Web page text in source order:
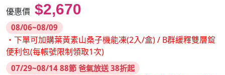
優惠價 $2,670
08/06~08/09
・下單可加購葉黃素山桑子機能凍(2入/盒) / B群緩釋雙層錠
便利包(每帳號限制領取1次)
07/29~08/14 88節 爸氣放送 38折起